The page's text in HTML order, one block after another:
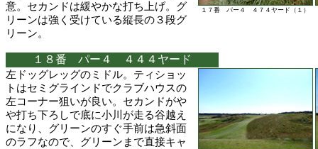
１７番 パー４ ４７４ヤード（１）
意。セカンドは緩やかな打ち上げ。グ
リーンは強く受けている縦長の３段グ
リーン。
１８番 パー４ ４４４ヤード
左ドッグレッグのミドル。ティショッ
トはセミグラインドでクラブハウスの
左コーナー狙いが良い。セカンドがや
や打ち下ろしで底に小川が走る谷越え
になり、グリーンのすぐ手前は急斜面
のラフなので、グリーンまで直接キャ